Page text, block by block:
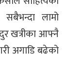
लामो
खत्रीका आफ्नै
अगाडि बढेको